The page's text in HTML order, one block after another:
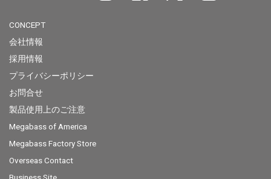
CONCEPT
会社情報
採用情報
プライバシーポリシー
お問合せ
製品使用上のご注意
Megabass of America
Megabass Factory Store
Overseas Contact